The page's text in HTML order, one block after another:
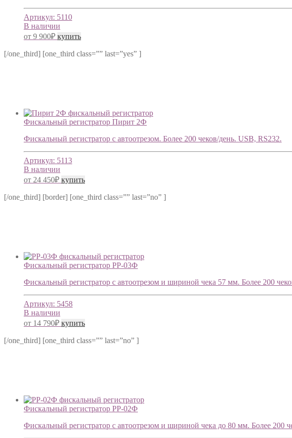
Артикул: 5110
В наличии
от 9 900₽ купить
[/one_third] [one_third class=”” last=”yes” ]
Фискальный регистратор Пирит 2Ф
Фискальный регистратор с автоотрезом. Более 200 чеков/день. USB, RS232.
Артикул: 5113
В наличии
от 24 450₽ купить
[/one_third] [border] [one_third class=”” last=”no” ]
Фискальный регистратор РР-03Ф
Фискальный регистратор с автоотрезом и шириной чека 57 мм. Более 200
Артикул: 5458
В наличии
от 14 790₽ купить
[/one_third] [one_third class=”” last=”no” ]
Фискальный регистратор РР-02Ф
Фискальный регистратор с автоотрезом и шириной чека до 80 мм. Более 200